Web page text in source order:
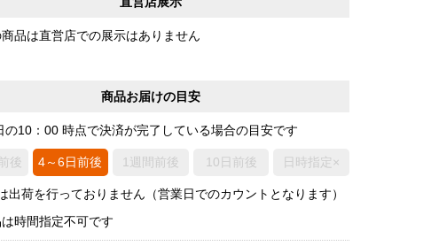
品は直営店での展示はありません
商品お届けの目安
10：00 時点で決済が完了している場合の目安です
後 4～6日前後 1週間前後 10日前後 日時指定×
出荷を行っておりません（営業日でのカウントとなります）
時間指定不可です